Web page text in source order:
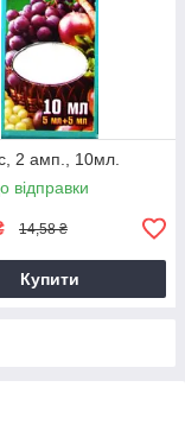
2 амп., 10мл.
відправки
14,58 ₴
Купити